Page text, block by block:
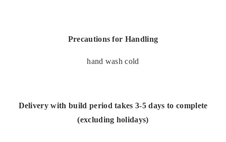
Precautions for Handling
hand wash cold
Delivery with build period takes 3-5 days to complete
(excluding holidays)